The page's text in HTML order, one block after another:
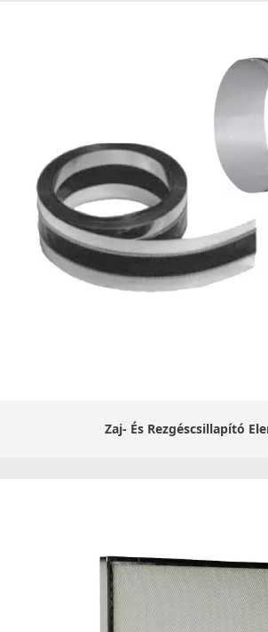
Zaj- És Rezgéscsillapító